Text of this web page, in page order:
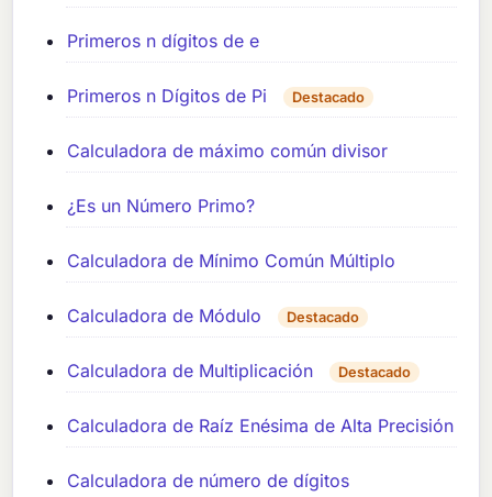
Primeros n dígitos de e
Primeros n Dígitos de Pi Destacado
Calculadora de máximo común divisor
¿Es un Número Primo?
Calculadora de Mínimo Común Múltiplo
Calculadora de Módulo Destacado
Calculadora de Multiplicación Destacado
Calculadora de Raíz Enésima de Alta Precisión
Calculadora de número de dígitos